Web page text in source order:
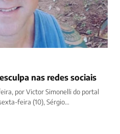
nas redes sociais
por Victor Simonelli do portal
feira (10), Sérgio…